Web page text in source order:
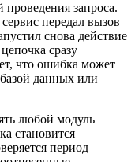
запроса.
передал вызов
снова действие
сразу
что ошибка может
данных или
любой модуль
становится
период